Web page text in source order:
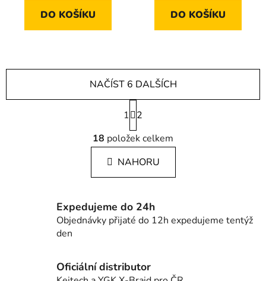
DO KOŠÍKU DO KOŠÍKU
O
v
l
á
d
c
í
v
k
NAČÍST 6 DALŠÍCH
S
t
r
á
n
k
n
í
1
2
18 položek celkem
NAHORU
Expedujeme do 24h
Objednávky přijaté do 12h expedujeme tentýž
den
Oficiální distributor